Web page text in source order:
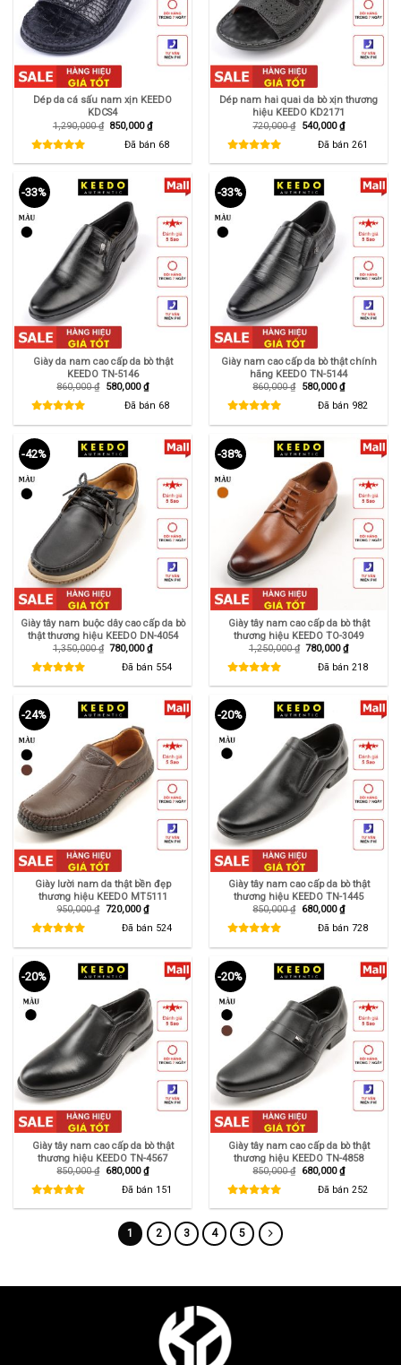
Dép da cá sấu nam xịn KEEDO
KDCS4
1,290,000₫ Giá
1,290,000 ₫.
850,000₫Giá
hiện
tại
là:
850,000 ₫.
Đã bán 68
Dép nam hai quai da bò xịn thương
hiệu KEEDO KD2171
720,000₫ Giá
720,000 ₫.
540,000₫Giá
hiện
tại
là:
540,000 ₫.
Đã bán 261
-33%
Giày da nam cao cấp da bò thật
KEEDO TN-5146
860,000₫ Giá
580,000₫Giá
hiện
tại
Đã bán 68
-33%
Giày nam cao cấp da bò thật chính
hãng KEEDO TN-5144
860,000₫ Giá
580,000₫Giá
hiện
tại
Đã bán 982
-42%
Giày tây nam buộc dây cao cấp da bò
thật thương hiệu KEEDO DN-4054
1,350,000₫ Giá
1,350,000 ₫.
780,000₫Giá
hiện
tại
là:
780,000 ₫.
Đã bán 554
-38%
Giày tây nam cao cấp da bò thật
thương hiệu KEEDO TO-3049
1,250,000₫ Giá
1,250,000 ₫.
780,000₫Giá
hiện
tại
là:
780,000 ₫.
Đã bán 218
-24%
Giày lười nam da thật bền đẹp
thương hiệu KEEDO MT5111
950,000₫ Giá
720,000₫Giá
hiện
tại
Đã bán 524
-20%
Giày tây nam cao cấp da bò thật
thương hiệu KEEDO TN-1445
850,000₫ Giá
680,000₫Giá
hiện
tại
Đã bán 728
-20%
Giày tây nam cao cấp da bò thật
thương hiệu KEEDO TN-4567
850,000₫ Giá
850,000 ₫.
680,000₫Giá
hiện
tại
là:
680,000 ₫.
Đã bán 151
-20%
Giày tây nam cao cấp da bò thật
thương hiệu KEEDO TN-4858
850,000₫ Giá
850,000 ₫.
680,000₫Giá
hiện
tại
là:
680,000 ₫.
Đã bán 252
1 2 3 4 5